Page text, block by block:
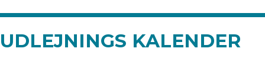
UDLEJNINGS KALENDER